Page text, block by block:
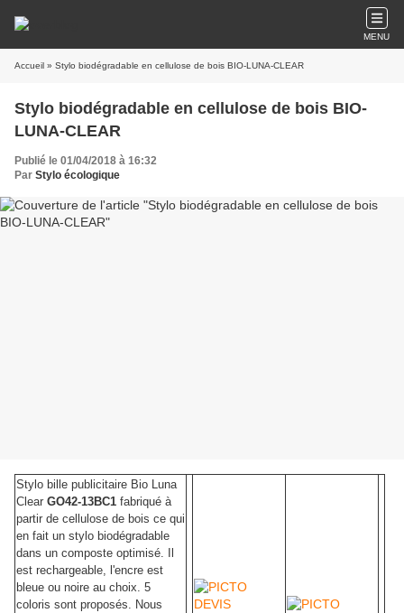
MENU
Accueil » Stylo biodégradable en cellulose de bois BIO-LUNA-CLEAR
Stylo biodégradable en cellulose de bois BIO-
LUNA-CLEAR
Publié le 01/04/2018 à 16:32
Par Stylo écologique
Stylo bille publicitaire Bio Luna
Clear GO42-13BC1 fabriqué à
partir de cellulose de bois ce qui
en fait un stylo biodégradable
dans un composte optimisé. Il
est rechargeable, l'encre est
bleue ou noire au choix. 5
coloris sont proposés. Nous